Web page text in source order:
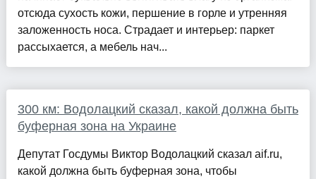
отсюда сухость кожи, першение в горле и утренняя
заложенность носа. Страдает и интерьер: паркет
рассыхается, а мебель нач...
300 км: Водолацкий сказал, какой должна быть
буферная зона на Украине
Депутат Госдумы Виктор Водолацкий сказал aif.ru,
какой должна быть буферная зона, чтобы